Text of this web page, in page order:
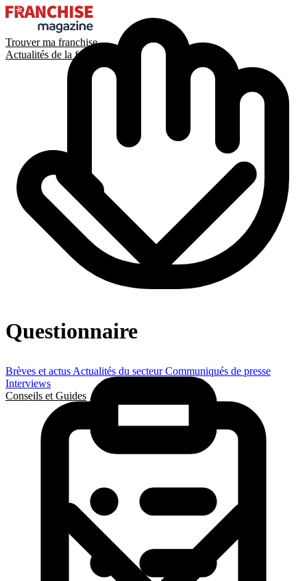
Trouver ma franchise
Actualités de la franchise
Brèves et actus Actualités du secteurCommuniqués de presse
Interviews
Conseils et Guides
Questionnaire